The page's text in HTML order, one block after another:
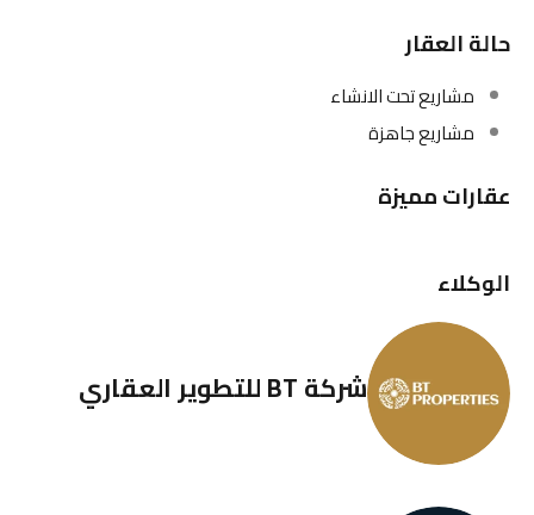
حالة العقار
مشاريع تحت الانشاء
مشاريع جاهزة
عقارات مميزة
الوكلاء
شركة BT للتطوير العقاري